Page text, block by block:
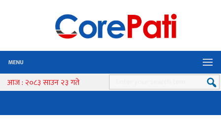
MENU
आज : २०८३ साउन २३ गते